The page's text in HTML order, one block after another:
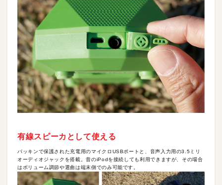
有線スピーカとして使える
パッキンで保護された充電用のマイクロUSBポートと、音声入力用の3.5ミリ
オーディオジャックを搭載。昔のiPodを接続しても利用できますが、その場合
はボリューム調節や選曲は端末側でのみ可能です。